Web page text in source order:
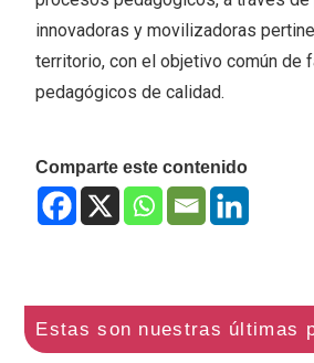
innovadoras y movilizadoras
territorio, con el objetivo común de
pedagógicos de calidad.
Comparte este contenido